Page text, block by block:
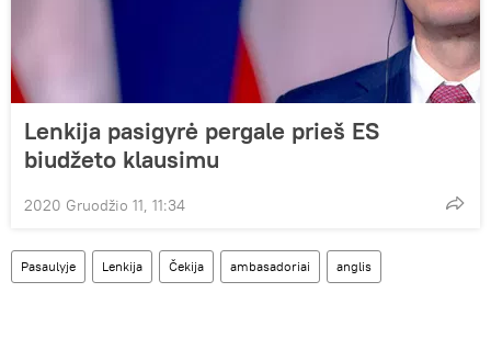
Lenkija pasigyrė pergale prieš ES
biudžeto klausimu
2020 Gruodžio 11, 11:34
Pasaulyje Lenkija Čekija ambasadoriai anglis